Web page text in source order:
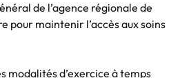
de l’agence régionale de
pour maintenir l’accès aux soins
modalités d’exercice à temps